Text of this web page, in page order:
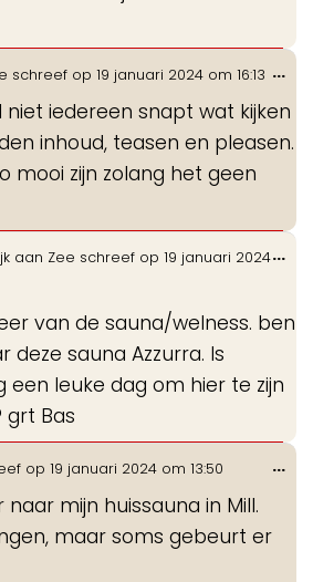
schreef op 19 januari 2024 om 16:13
niet iedereen snapt wat kijken
inhoud, teasen en pleasen.
mooi zijn zolang het geen
...
aan Zee schreef op 19 januari 2024
van de sauna/welness. ben
deze sauna Azzurra. Is
een leuke dag om hier te zijn
grt Bas
...
op 19 januari 2024 om 13:50
mijn huissauna in Mill.
maar soms gebeurt er
...